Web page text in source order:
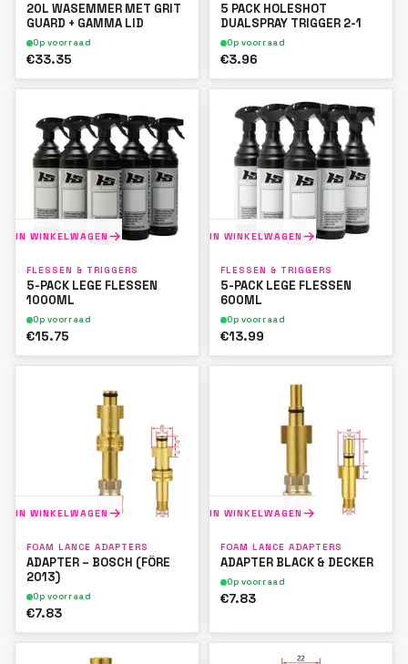
20L WASEMMER MET GRIT
GUARD + GAMMA LID
Op voorraad
€33.35
5 PACK HOLESHOT
DUALSPRAY TRIGGER 2-1
Op voorraad
€3.96
IN WINKELWAGEN
FLESSEN & TRIGGERS
5-PACK LEGE FLESSEN
1000ML
Op voorraad
€15.75
IN WINKELWAGEN
FLESSEN & TRIGGERS
5-PACK LEGE FLESSEN
600ML
Op voorraad
€13.99
IN WINKELWAGEN
FOAM LANCE ADAPTERS
ADAPTER – BOSCH (FÖRE
2013)
Op voorraad
€7.83
IN WINKELWAGEN
FOAM LANCE ADAPTERS
ADAPTER BLACK & DECKER
Op voorraad
€7.83